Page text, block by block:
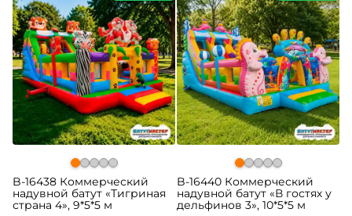
B-16438 Коммерческий
надувной батут «Тигриная
страна 4», 9*5*5 м
B-16440 Коммерческий
надувной батут «В гостях у
дельфинов 3», 10*5*5 м